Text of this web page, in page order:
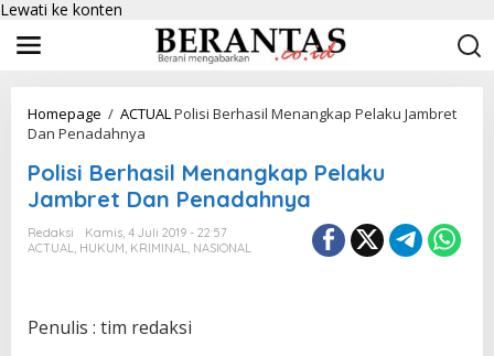
Lewati ke konten
Homepage / ACTUALPolisi Berhasil Menangkap Pelaku Jambret
Dan Penadahnya
Polisi Berhasil Menangkap Pelaku
Jambret Dan Penadahnya
Redaksi
Kamis, 4 Juli 2019 - 22:57
ACTUAL, HUKUM, KRIMINAL, NASIONAL
Penulis : tim redaksi